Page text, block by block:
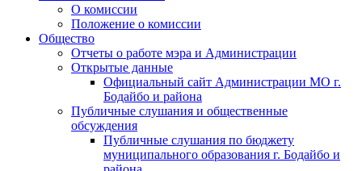
О комиссии
Положение о комиссии
Общество
Отчеты о работе мэра и Администрации
Открытые данные
Официальный сайт Администрации МО г.
Бодайбо и района
Публичные слушания и общественные
обсуждения
Публичные слушания по бюджету
муниципального образования г. Бодайбо и